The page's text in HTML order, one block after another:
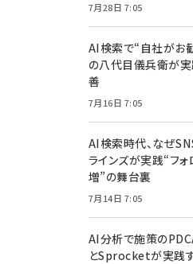
7月28日 7:05
AI検索で“自社がお
の八代目儀兵衛が実
善
7月16日 7:05
AI検索時代、なぜ
ラインズが実践“フ
増”の舞台裏
7月14日 7:05
AI分析で施策の
とSprocketが実践